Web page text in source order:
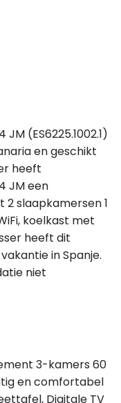
(ES6225.1002.1)
en geschikt
heeft
JM een
slaapkamersen 1
koelkast met
heeft dit
in Spanje.
niet
3-kamers 60
en comfortabel
Digitale TV